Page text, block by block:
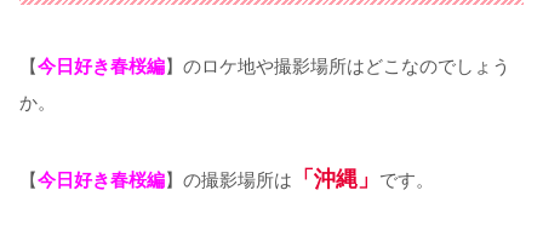
【今日好き春桜編】のロケ地や撮影場所はどこなのでしょう
か。
【今日好き春桜編】の撮影場所は 「沖縄」 です。